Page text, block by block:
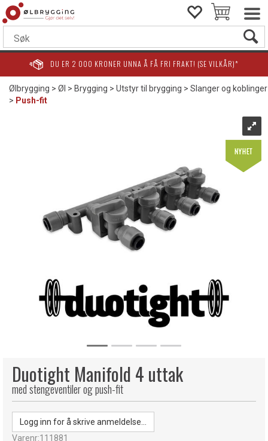
DU ER 2 000 KRONER UNNA Å FÅ FRI FRAKT! (SE VILKÅR)*
Ølbrygging>Øl >Brygging>Utstyr til brygging>Slanger og koblinger
> Push-fit
Duotight Manifold 4 uttak
med stengeventiler og push-fit
Logg inn for å skrive anmeldelse...
Varenr:111881